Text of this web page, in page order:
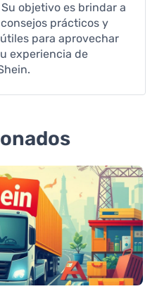
objetivo es brindar a
prácticos y
para aprovechar
experiencia de